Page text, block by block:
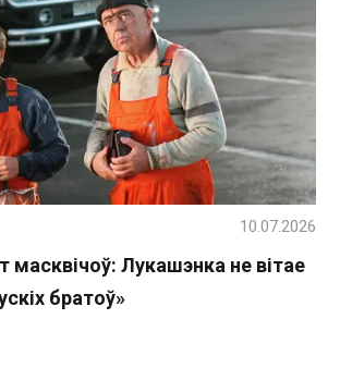
масквічоў: Лукашэнка не вітае
братоў»
10.07.2026